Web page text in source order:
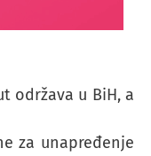
održava u BiH, a
za unapređenje